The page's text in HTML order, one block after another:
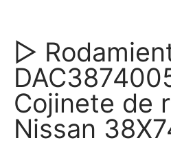
▷
Cojinete de
Nissan